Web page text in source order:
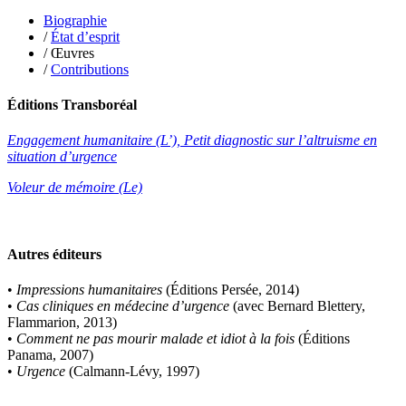
Le Maître Anne
Leblanc Léopoldine
Leblay Julien
Lebrun Alain
Lelièvre Olivier
Lemonnier Philippe
Lobo Éric
Loireau Alexis
Manoukian Patrick
Marthaler Claude
Mathé Brian
Mathieu Sandra
Miollis Bertrand de
Mittelette Eddie
Monchaud Morgan
Biographie
/État d’esprit
/ Œuvres
/Contributions
Éditions Transboréal
Engagement humanitaire (L’), Petit diagnostic sur l’altruisme en
situation d’urgence
Voleur de mémoire (Le)
Autres éditeurs
• Impressions humanitaires (Éditions Persée, 2014)
• Cas cliniques en médecine d’urgence (avec Bernard Blettery,
Flammarion, 2013)
• Comment ne pas mourir malade et idiot à la fois (Éditions
Panama, 2007)
• Urgence (Calmann-Lévy, 1997)